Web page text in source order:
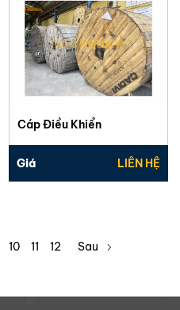
Cáp Điều Khiển
Giá LIÊN HỆ
10 11 12 Sau